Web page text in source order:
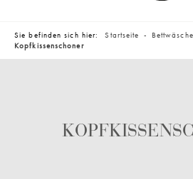
Sie befinden sich hier: Startseite Bettwäsche
Kopfkissenschoner